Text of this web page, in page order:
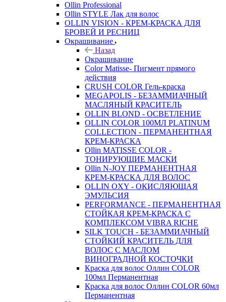
Ollin Professional
Ollin STYLE Лак для волос
OLLIN VISION - КРЕМ-КРАСКА ДЛЯ
БРОВЕЙ И РЕСНИЦ
Окрашивание
Назад
Окрашивание
Color Matisse- Пигмент прямого
действия
CRUSH COLOR Гель-краска
MEGAPOLIS - БЕЗАММИАЧНЫЙ
МАСЛЯНЫЙ КРАСИТЕЛЬ
OLLIN BLOND - ОСВЕТЛЕНИЕ
OLLIN COLOR 100МЛ PLATINUM
COLLECTION - ПЕРМАНЕНТНАЯ
КРЕМ-КРАСКА
Ollin MATISSE COLOR -
ТОНИРУЮЩИЕ МАСКИ
Ollin N-JOY ПЕРМАНЕНТНАЯ
КРЕМ-КРАСКА ДЛЯ ВОЛОС
OLLIN OXY - ОКИСЛЯЮЩАЯ
ЭМУЛЬСИЯ
PERFORMANCE - ПЕРМАНЕНТНАЯ
СТОЙКАЯ КРЕМ-КРАСКА С
КОМПЛЕКСОМ VIBRA RICHE
SILK TOUCH - БЕЗАММИАЧНЫЙ
СТОЙКИЙ КРАСИТЕЛЬ ДЛЯ
ВОЛОС С МАСЛОМ
ВИНОГРАДНОЙ КОСТОЧКИ
Краска для волос Оллин COLOR
100мл Перманентная
Краска для волос Оллин COLOR 60мл
Перманентная